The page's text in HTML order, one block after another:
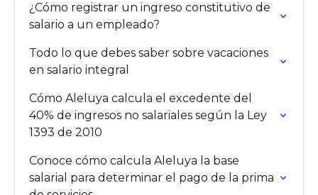
¿Cómo registrar un ingreso constitutivo de
salario a un empleado?
Todo lo que debes saber sobre vacaciones
en salario integral
Cómo Aleluya calcula el excedente del
40% de ingresos no salariales según la Ley
1393 de 2010
Conoce cómo calcula Aleluya la base
salarial para determinar el pago de la prima